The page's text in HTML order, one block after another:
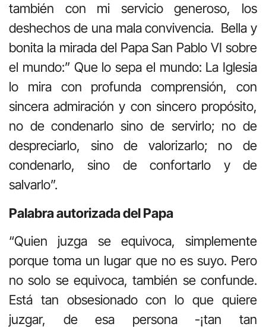
también con mi servicio generoso, los
deshechos de una mala convivencia. Bella y
bonita la mirada del Papa San Pablo VI sobre
el mundo:” Que lo sepa el mundo: La Iglesia
lo mira con profunda comprensión, con
sincera admiración y con sincero propósito,
no de condenarlo sino de servirlo; no de
despreciarlo, sino de valorizarlo; no de
condenarlo, sino de confortarlo y de
salvarlo”.
Palabra autorizada del Papa
“Quien juzga se equivoca, simplemente
porque toma un lugar que no es suyo. Pero
no solo se equivoca, también se confunde.
Está tan obsesionado con lo que quiere
juzgar, de esa persona -¡tan tan